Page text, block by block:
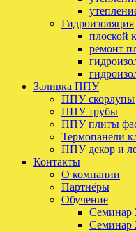
Гидроизоляция
плоской
ремонт
Заливка ППУ
ППУ скорлупы
ППУ трубы
ППУ плиты
Термопанели
ППУ декор и
Контакты
О компании
Партнёры
Обучение
Семинар
Семинар